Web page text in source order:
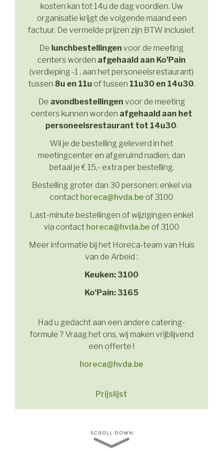
kosten kan tot 14u de dag voordien. Uw
organisatie krijgt de volgende maand een
factuur. De vermelde prijzen zijn BTW inclusief.
De lunchbestellingen voor de meeting
centers worden afgehaald aan Ko’Pain
(verdieping -1 , aan het personeelsrestaurant)
tussen 8u en 11u of tussen 11u30 en 14u30.
De avondbestellingen voor de meeting
centers kunnen worden afgehaald aan het
personeelsrestaurant tot 14u30.
Wil je de bestelling geleverd in het
meetingcenter en afgeruimd nadien, dan
betaal je € 15,- extra per bestelling.
Bestelling groter dan 30 personen: enkel via
contact horeca@hvda.be of 3100
Last-minute bestellingen of wijzigingen enkel
via contact horeca@hvda.be of 3100
Meer informatie bij het Horeca-team van Huis
van de Arbeid :
Keuken: 3100
Ko'Pain: 3165
Had u gedacht aan een andere catering-
formule ? Vraag het ons, wij maken vrijblijvend
een offerte !
horeca@hvda.be
Prijslijst